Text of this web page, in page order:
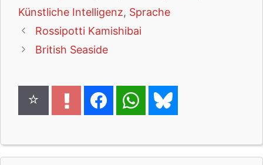
Künstliche Intelligenz, Sprache
Rossipotti Kamishibai
British Seaside